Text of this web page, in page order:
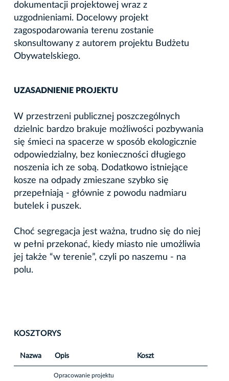
dokumentacji projektowej wraz z
uzgodnieniami. Docelowy projekt
zagospodarowania terenu zostanie
skonsultowany z autorem projektu Budżetu
Obywatelskiego.
UZASADNIENIE PROJEKTU
W przestrzeni publicznej poszczególnych
dzielnic bardzo brakuje możliwości pozbywania
się śmieci na spacerze w sposób ekologicznie
odpowiedzialny, bez konieczności długiego
noszenia ich ze sobą. Dodatkowo istniejące
kosze na odpady zmieszane szybko się
przepełniają - głównie z powodu nadmiaru
butelek i puszek.
Choć segregacja jest ważna, trudno się do niej
w pełni przekonać, kiedy miasto nie umożliwia
jej także “w terenie”, czyli po naszemu - na
polu.
KOSZTORYS
Nazwa Opis Koszt
Opracowanie projektu